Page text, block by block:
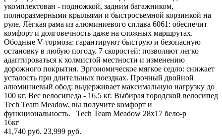
укомплектован - подножкой, задним багажником,
полноразмерными крыльями и быстросъемной корзинкой на
руле. Лёгкая рама из алюминиевого сплава 6061: обеспечит
комфорт и долговечность даже на сложных маршрутах.
Ободные V-тормоза: гарантируют быструю и безопасную
остановку в любую погоду. 7 скоростей: позволяют легко
адаптироваться к холмистой местности и изменению
дорожного покрытия. Эргономическое мягкое седло: снижает
усталость при длительных поездках. Прочный двойной
алюминиевый обод: выдерживает максимальную нагрузку до
100 кг. Вес велосипеда - 16.5 кг. Выбирая городской велосипед
Tech Team Meadow, вы получите комфорт и
функциональность. Tech Team Meadow 28х17 бело-р
16кг
41,740 руб. 23,999 руб.